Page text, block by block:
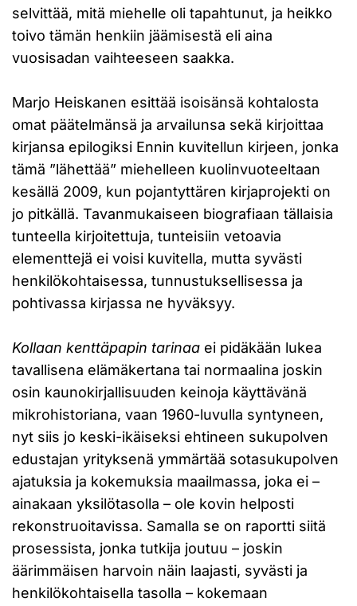
selvittää, mitä miehelle oli tapahtunut, ja heikko
toivo tämän henkiin jäämisestä eli aina
vuosisadan vaihteeseen saakka.
Marjo Heiskanen esittää isoisänsä kohtalosta
omat päätelmänsä ja arvailunsa sekä kirjoittaa
kirjansa epilogiksi Ennin kuvitellun kirjeen, jonka
tämä ”lähettää” miehelleen kuolinvuoteeltaan
kesällä 2009, kun pojantyttären kirjaprojekti on
jo pitkällä. Tavanmukaiseen biografiaan tällaisia
tunteella kirjoitettuja, tunteisiin vetoavia
elementtejä ei voisi kuvitella, mutta syvästi
henkilökohtaisessa, tunnustuksellisessa ja
pohtivassa kirjassa ne hyväksyy.
Kollaan kenttäpapin tarinaa ei pidäkään lukea
tavallisena elämäkertana tai normaalina joskin
osin kaunokirjallisuuden keinoja käyttävänä
mikrohistoriana, vaan 1960-luvulla syntyneen,
nyt siis jo keski-ikäiseksi ehtineen sukupolven
edustajan yrityksenä ymmärtää sotasukupolven
ajatuksia ja kokemuksia maailmassa, joka ei –
ainakaan yksilötasolla – ole kovin helposti
rekonstruoitavissa. Samalla se on raportti siitä
prosessista, jonka tutkija joutuu – joskin
äärimmäisen harvoin näin laajasti, syvästi ja
henkilökohtaisella tasolla – kokemaan